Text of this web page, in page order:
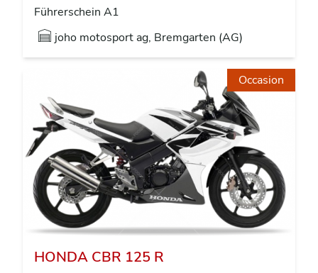
Führerschein A1
joho motosport ag, Bremgarten (AG)
Occasion
HONDA CBR 125 R